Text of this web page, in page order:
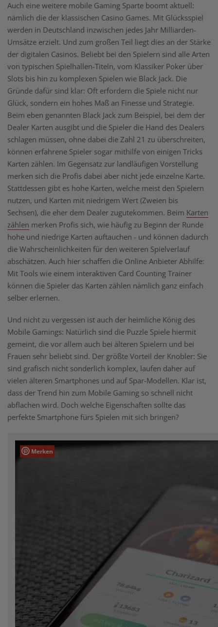
Auch eine weitere mobile Gaming Sparte boomt aktuell:
nämlich die der klassischen Casino Games. Mit Glücksspiel
werden in Deutschland inzwischen jedes Jahr Milliarden-
Umsätze erzielt. Und zum großen Teil liegt dies an der Stärke
der digitalen Casinos. Beliebt bei den Spielern sind alle Arten
von typischen Spielhallen-Titeln, vom Klassiker Poker über
Slots bis hin zu komplexen Spielen wie Black Jack. Die
Gründe dafür sind klar: Oft erfordern die Spiele nicht nur
Glück, sondern ein hohes Maß an Finesse und Strategie.
Beim eben genannten Black Jack zum Beispiel, bei dem der
Dealer Karten ausgibt und die Spieler die Hand des Dealers
schlagen müssen, ohne dabei die Zahl 21 zu überschreiten,
können erfahrene Spieler sogar mithilfe von einigen Tricks
Karten zählen. Im Gegensatz zur landläufigen Vorstellung
merken sich die Profis dabei aber nicht jede einzelne Karte.
Stattdessen gibt es hohe Karten, welche meist den Spielern
nutzen, und Karten mit niedrigem Wert (Zweien bis
Sechsen), die eher dem Dealer zugutekommen. Beim Karten
zählen merken Profis sich, wie häufig zu Beginn der Runde
hohe und niedrige Karten auftauchen - und können dadurch
die Wahrscheinlichkeiten für den weiteren Spielverlauf
abschätzen. Auch hier schaffen die Online Anbieter Abhilfe:
Mit Tools wie einem interaktiven Card Counting Trainer
können die Spieler das Karten zählen nämlich ganz einfach
selber erlernen.
Und nicht zu vergessen ist auch der heimliche König des
Mobile Gamings: Natürlich sind die Puzzle Spiele hiermit
gemeint, die vor allem auch bei älteren Spielern und bei
Frauen sehr beliebt sind. Der größte Vorteil der Knobler: Sie
sind grafisch nicht sonderlich komplex, laufen daher auf
vielen älteren Smartphones und auf Spar-Modellen. Klar ist,
dass der Trend hin zum Mobile Gaming so schnell nicht
abflachen wird. Doch welche Eigenschaften sollte das
perfekte Smartphone fürs Spielen mit sich bringen?
Merken